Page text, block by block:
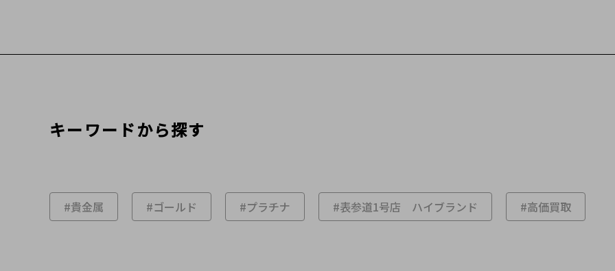
キーワードから探す
#貴金属 #ゴールド #プラチナ #表参道1号店 ハイブランド #高価買取